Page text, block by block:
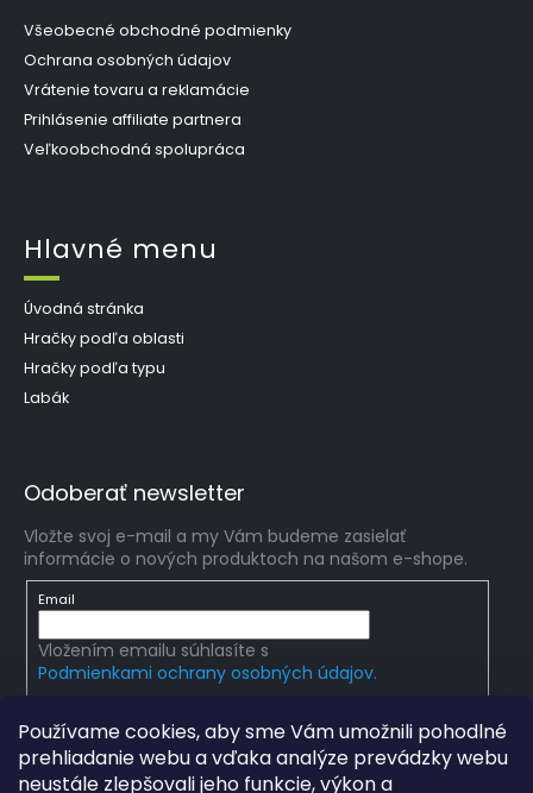
Používame cookies, aby sme Vám umožnili pohodlné
prehliadanie webu a vďaka analýze prevádzky webu
neustále zlepšovali jeho funkcie, výkon a
Všeobecné obchodné podmienky
Ochrana osobných údajov
Vrátenie tovaru a reklamácie
Prihlásenie affiliate partnera
Veľkoobchodná spolupráca
Hlavné menu
Úvodná stránka
Hračky podľa oblasti
Hračky podľa typu
Labák
Odoberať newsletter
Vložte svoj e-mail a my Vám budeme zasielať
informácie o nových produktoch na našom e-shope.
Email
Vložením emailu súhlasíte s
Podmienkami ochrany osobných údajov.